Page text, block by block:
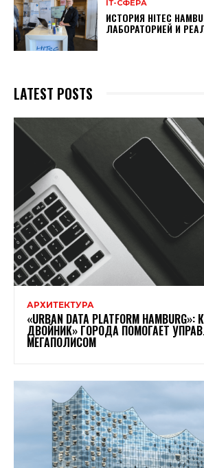
ІТ-СФЕРА
ИСТОРИЯ HITEC
ЛАБОРАТОРИЕЙ И
LATEST POSTS
АРХИТЕКТУРА
«URBAN DATA PLATFORM
ДВОЙНИК» ГОРОДА ПОМОГАЕТ
МЕГАПОЛИСОМ